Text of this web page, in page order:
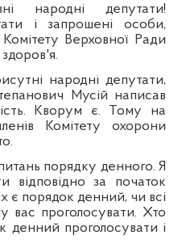
народні депутати!
і запрошені особи,
Верховної Ради
народні депутати,
Мусій написав
Кворум є. Тому
на
Комітету охорони
порядку денного. Я
відповідно за початок
є порядок денний, чи всі
вас проголосувати. Хто
денний проголосувати і